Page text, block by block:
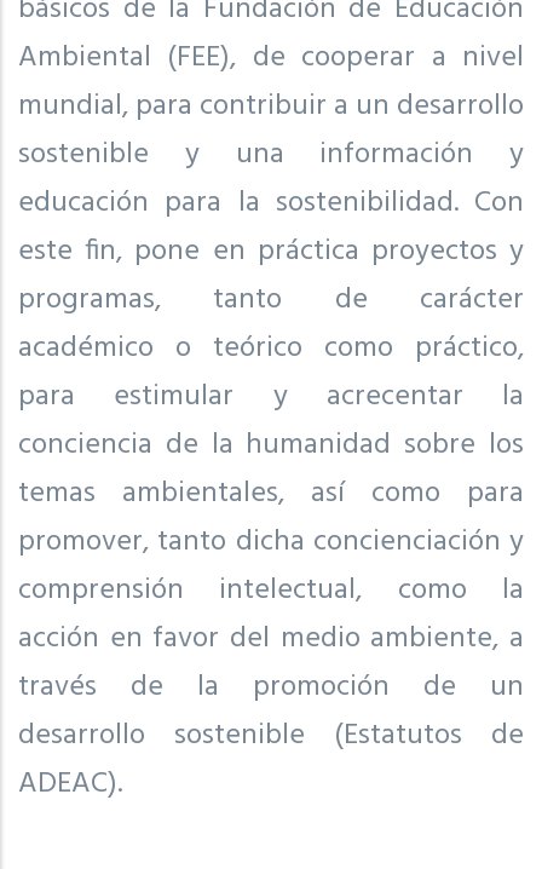
básicos de la Fundación de Educación
Ambiental (FEE), de cooperar a nivel
mundial, para contribuir a un desarrollo
sostenible y una información y
educación para la sostenibilidad. Con
este fin, pone en práctica proyectos y
programas, tanto de carácter
académico o teórico como práctico,
para estimular y acrecentar la
conciencia de la humanidad sobre los
temas ambientales, así como para
promover, tanto dicha concienciación y
comprensión intelectual, como la
acción en favor del medio ambiente, a
través de la promoción de un
desarrollo sostenible (Estatutos de
ADEAC).